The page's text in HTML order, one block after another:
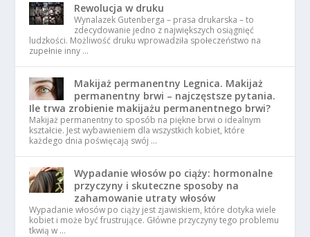
Rewolucja w druku
Wynalazek Gutenberga – prasa drukarska – to
zdecydowanie jedno z największych osiągnięć
ludzkości. Możliwość druku wprowadziła społeczeństwo na
zupełnie inny …
Makijaż permanentny Legnica. Makijaż
permanentny brwi – najczęstsze pytania.
Ile trwa zrobienie makijażu permanentnego brwi?
Makijaż permanentny to sposób na piękne brwi o idealnym
kształcie. Jest wybawieniem dla wszystkich kobiet, które
każdego dnia poświęcają swój …
Wypadanie włosów po ciąży: hormonalne
przyczyny i skuteczne sposoby na
zahamowanie utraty włosów
Wypadanie włosów po ciąży jest zjawiskiem, które dotyka wiele
kobiet i może być frustrujące. Główne przyczyny tego problemu
tkwią w …